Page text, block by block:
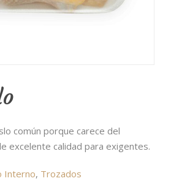
común porque carece del
excelente calidad para exigentes.
Interno, Trozados